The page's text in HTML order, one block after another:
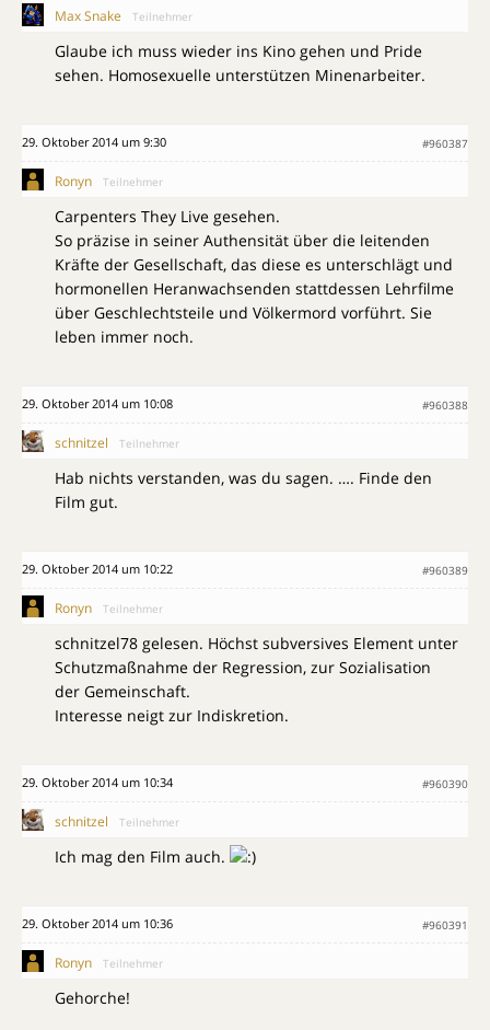
Max Snake Teilnehmer
Glaube ich muss wieder ins Kino gehen und Pride
sehen. Homosexuelle unterstützen Minenarbeiter.
29. Oktober 2014 um 9:30 #960387
Ronyn Teilnehmer
Carpenters They Live gesehen.
So präzise in seiner Authensität über die leitenden
Kräfte der Gesellschaft, das diese es unterschlägt und
hormonellen Heranwachsenden stattdessen Lehrfilme
über Geschlechtsteile und Völkermord vorführt. Sie
leben immer noch.
29. Oktober 2014 um 10:08 #960388
schnitzel Teilnehmer
Hab nichts verstanden, was du sagen. …. Finde den
Film gut.
29. Oktober 2014 um 10:22 #960389
Ronyn Teilnehmer
schnitzel78 gelesen. Höchst subversives Element unter
Schutzmaßnahme der Regression, zur Sozialisation
der Gemeinschaft.
Interesse neigt zur Indiskretion.
29. Oktober 2014 um 10:34 #960390
schnitzel Teilnehmer
Ich mag den Film auch.
29. Oktober 2014 um 10:36 #960391
Ronyn Teilnehmer
Gehorche!